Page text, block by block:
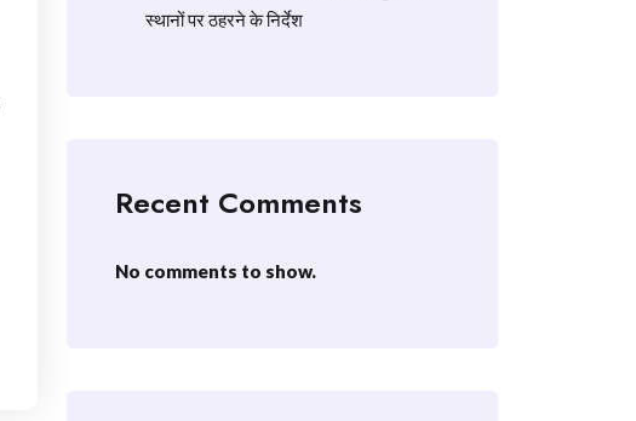
स्थानों पर ठहरने के निर्देश
Recent Comments
No comments to show.